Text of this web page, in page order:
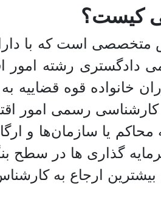
کیست؟
است که با دارا
دادگستری رشته امور
خانواده قوه قضاییه
رسمی امور
یا سازمان‌ها و
گذاری ها در سطح
ارجاع به